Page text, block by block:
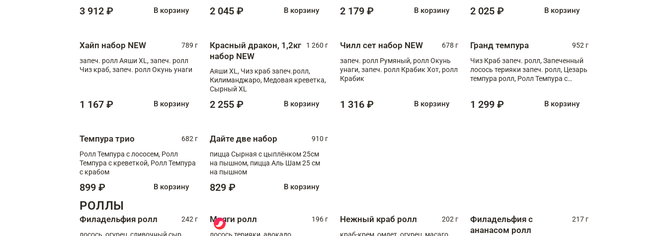
запеч. ролл Моцарелломания, ролл
3 912 ₽ В корзину 2 045 ₽ В корзину 2 179 ₽ В корзину 2 025 ₽ В корзину
Хайп набор NEW
789 г
запеч. ролл Аяши XL, запеч. ролл
Чиз краб, запеч. ролл Окунь унаги
1 167 ₽ В корзину
Красный дракон, 1,2кг
набор NEW
1 260 г
Аяши XL, Чиз краб запеч.ролл,
Килиманджаро, Медовая креветка,
Сырный XL
2 255 ₽ В корзину
Чилл сет набор NEW
678 г
запеч. ролл Румяный, ролл Окунь
унаги, запеч. ролл Крабик Хот, ролл
Крабик
1 316 ₽ В корзину
Гранд темпура
952 г
Чиз Краб запеч. ролл, Запеченный
лосось терияки запеч. ролл, Цезарь
темпура ролл, Ролл Темпура с
1 299 ₽ В корзину
Темпура трио
682 г
Ролл Темпура с лососем, Ролл
Темпура с креветкой, Ролл Темпура
с крабом
899 ₽ В корзину
Дайте две набор
910 г
пицца Сырная с цыплёнком 25см
на пышном, пицца Аль Шам 25 см
на пышном
829 ₽ В корзину
РОЛЛЫ
Филадельфия ролл
242 г
Мияги ролл
196 г
Нежный краб ролл
202 г
Филадельфия с
ананасом ролл
217 г